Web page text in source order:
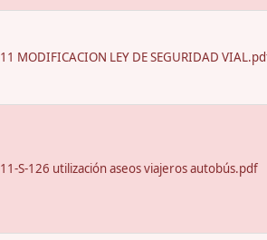
11 MODIFICACION LEY DE SEGURIDAD
11-S-126 utilización aseos viajeros autobús.pdf